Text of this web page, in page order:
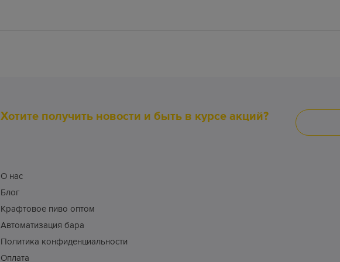
Хотите получить новости и быть в курсе акций?
О нас
Блог
Крафтовое пиво оптом
Автоматизация бара
Политика конфиденциальности
Оплата